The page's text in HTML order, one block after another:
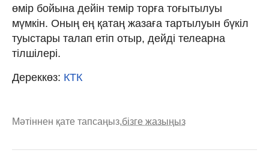
өмір бойына дейін темір торға тоғытылуы
мүмкін. Оның ең қатаң жазаға тартылуын бүкіл
туыстары талап етіп отыр, дейді телеарна
тілшілері.
Дереккөз: КТК
Мәтіннен қате тапсаңыз,бізге жазыңыз